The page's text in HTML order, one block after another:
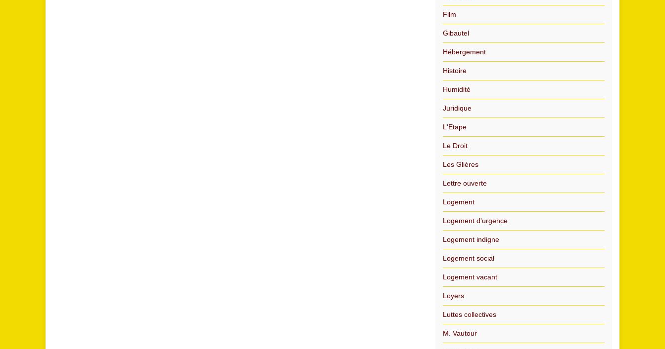
Film
Gibautel
Hébergement
Histoire
Humidité
Juridique
L'Etape
Le Droit
Les Glières
Lettre ouverte
Logement
Logement d'urgence
Logement indigne
Logement social
Logement vacant
Loyers
Luttes collectives
M. Vautour